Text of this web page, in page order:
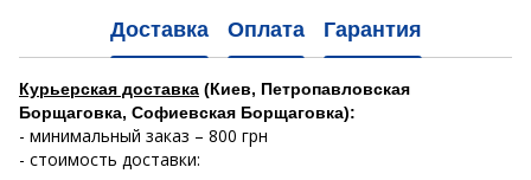
Доставка Оплата Гарантия
Курьерская доставка (Киев, Петропавловская
Борщаговка, Софиевская Борщаговка):
- минимальный заказ – 800 грн
- стоимость доставки: